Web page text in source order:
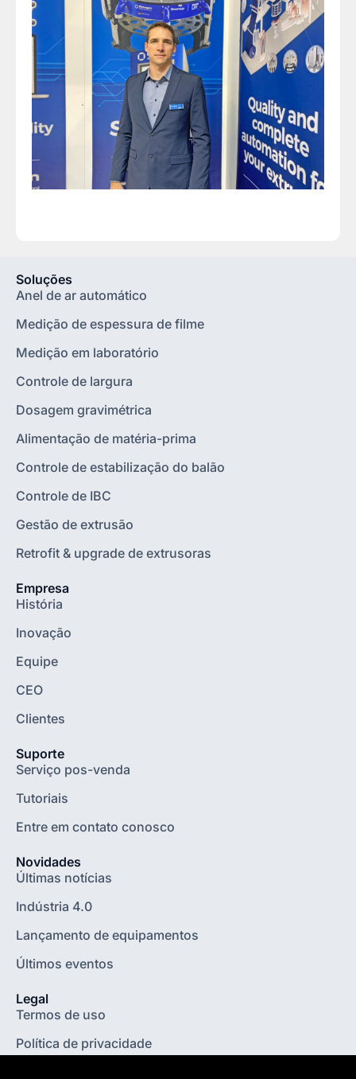
Soluções
Anel de ar automático
Medição de espessura de filme
Medição em laboratório
Controle de largura
Dosagem gravimétrica
Alimentação de matéria-prima
Controle de estabilização do balão
Controle de IBC
Gestão de extrusão
Retrofit & upgrade de extrusoras
Empresa
História
Inovação
Equipe
CEO
Clientes
Suporte
Serviço pos-venda
Tutoriais
Entre em contato conosco
Novidades
Últimas notícias
Indústria 4.0
Lançamento de equipamentos
Últimos eventos
Legal
Termos de uso
Política de privacidade